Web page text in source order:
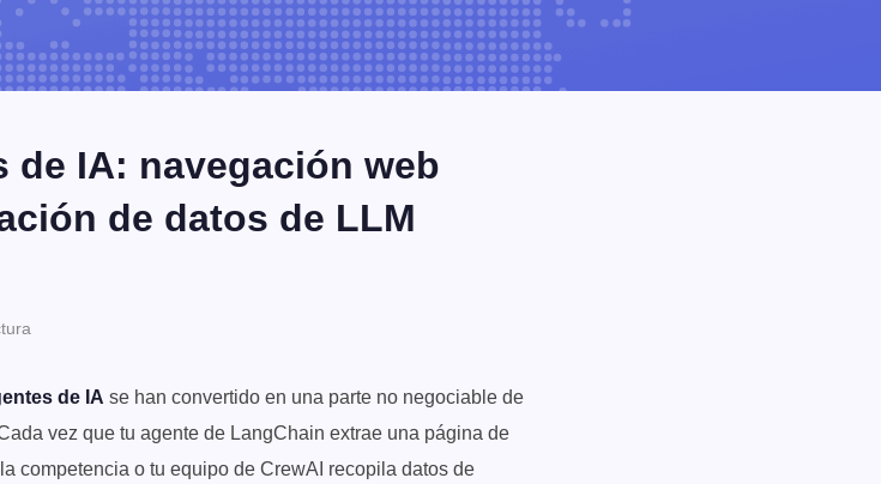
de IA: navegación web
de datos de LLM
de IA se han convertido en una parte no negociable de
vez que tu agente de LangChain extrae una página de
competencia o tu equipo de CrewAI recopila datos de